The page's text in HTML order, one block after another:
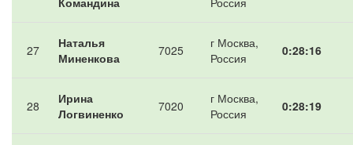
27
Наталья
Миненкова
7025
г Москва,
Россия
0:28:16
28
Ирина
Логвиненко
7020
г Москва,
Россия
0:28:19